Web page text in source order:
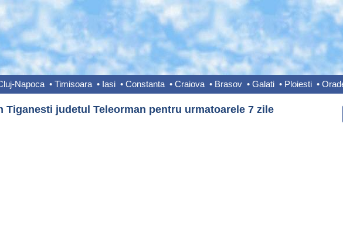
Napoca • Timisoara • Iasi • Constanta • Craiova • Brasov • Galati • Ploiesti •
Tiganesti judetul Teleorman pentru urmatoarele 7 zile